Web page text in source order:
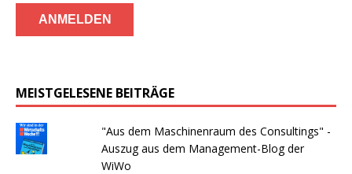
MEISTGELESENE BEITRÄGE
"Aus dem Maschinenraum des Consultings" -
Auszug aus dem Management-Blog der
WiWo